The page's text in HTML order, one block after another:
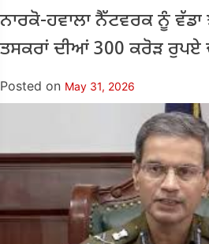
ਨਾਰਕੋ-ਹਵਾਲਾ ਨੈੱਟਵਰਕ ਨੂੰ ਵੱਡਾ
ਤਸਕਰਾਂ ਦੀਆਂ 300 ਕਰੋੜ ਰੁਪਏ
Posted on May 31, 2026